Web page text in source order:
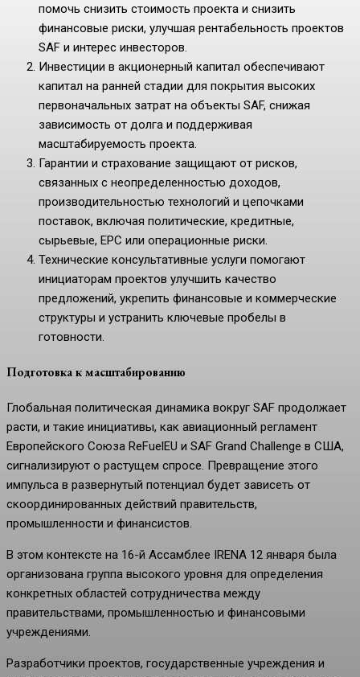
помочь снизить стоимость проекта и снизить
финансовые риски, улучшая рентабельность проектов
SAF и интерес инвесторов.
Инвестиции в акционерный капитал обеспечивают
капитал на ранней стадии для покрытия высоких
первоначальных затрат на объекты SAF, снижая
зависимость от долга и поддерживая
масштабируемость проекта.
Гарантии и страхование защищают от рисков,
связанных с неопределенностью доходов,
производительностью технологий и цепочками
поставок, включая политические, кредитные,
сырьевые, EPC или операционные риски.
Технические консультативные услуги помогают
инициаторам проектов улучшить качество
предложений, укрепить финансовые и коммерческие
структуры и устранить ключевые пробелы в
готовности.
Подготовка к масштабированию
Глобальная политическая динамика вокруг SAF продолжает
расти, и такие инициативы, как авиационный регламент
Европейского Союза ReFuelEU и SAF Grand Challenge в США,
сигнализируют о растущем спросе. Превращение этого
импульса в развернутый потенциал будет зависеть от
скоординированных действий правительств,
промышленности и финансистов.
В этом контексте на 16-й Ассамблее IRENA 12 января была
организована группа высокого уровня для определения
конкретных областей сотрудничества между
правительствами, промышленностью и финансовыми
учреждениями.
Разработчики проектов, государственные учреждения и